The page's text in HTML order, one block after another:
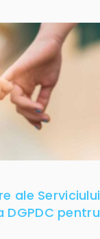
ale Serviciului
pentru